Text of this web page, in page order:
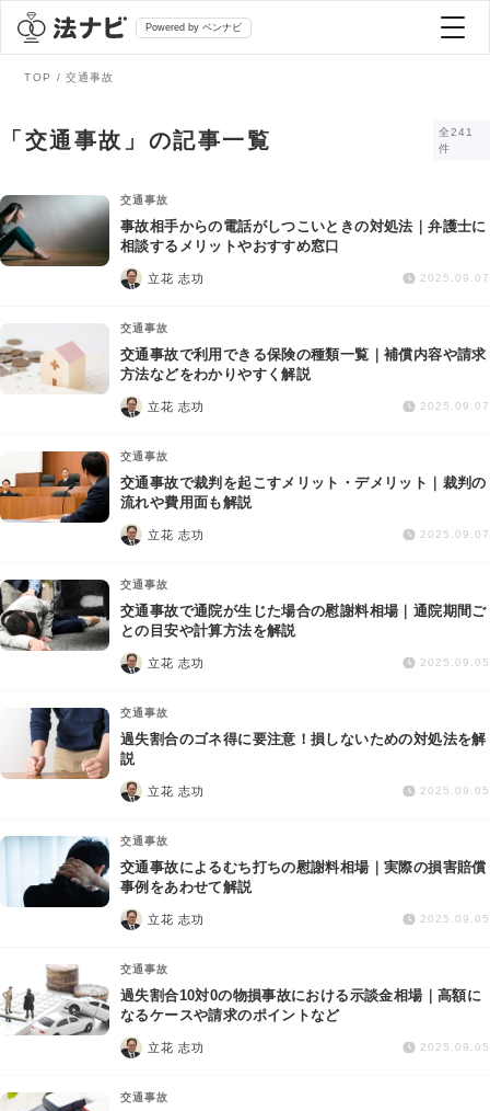
Powered by ベンナビ
全て
法律相談
債務整理
交通事故
労働問題
債権回収
IT・ネット
資金調達
企業法務
弁護士を探す
おすすめ弁護士診断
AI Search Premium
掲載をご検討の弁護士の方へ
TOP 交通事故
「交通事故」の記事一覧
全241
件
交通事故
事故相手からの電話がしつこいときの対処法｜弁護士に
相談するメリットやおすすめ窓口
立花 志功 2025.09.07
交通事故
交通事故で利用できる保険の種類一覧｜補償内容や請求
方法などをわかりやすく解説
立花 志功 2025.09.07
交通事故
交通事故で裁判を起こすメリット・デメリット｜裁判の
流れや費用面も解説
立花 志功 2025.09.07
交通事故
交通事故で通院が生じた場合の慰謝料相場｜通院期間ご
との目安や計算方法を解説
立花 志功 2025.09.05
交通事故
過失割合のゴネ得に要注意！損しないための対処法を解
説
立花 志功 2025.09.05
交通事故
交通事故によるむち打ちの慰謝料相場｜実際の損害賠償
事例をあわせて解説
立花 志功 2025.09.05
交通事故
過失割合10対0の物損事故における示談金相場｜高額に
なるケースや請求のポイントなど
立花 志功 2025.09.05
交通事故